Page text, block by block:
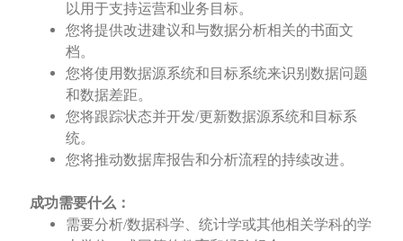
以用于支持运营和业务目标。
您将提供改进建议和与数据分析相关的书面文
档。
您将使用数据源系统和目标系统来识别数据问题
和数据差距。
您将跟踪状态并开发/更新数据源系统和目标系
统。
您将推动数据库报告和分析流程的持续改进。
成功需要什么：
需要分析/数据科学、统计学或其他相关学科的学